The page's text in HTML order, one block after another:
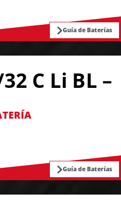
Guía de Baterías
C Li BL –
Guía de Baterías